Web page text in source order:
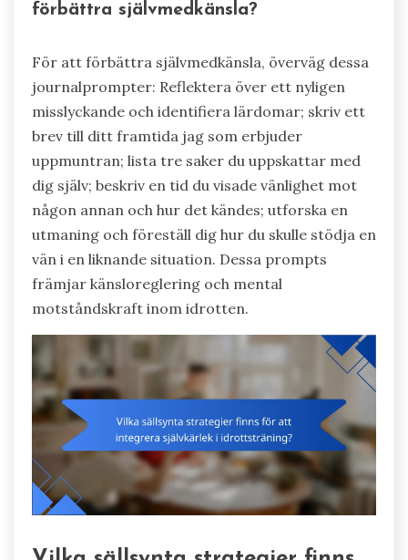
förbättra självmedkänsla?
För att förbättra självmedkänsla, överväg dessa
journalprompter: Reflektera över ett nyligen
misslyckande och identifiera lärdomar; skriv ett
brev till ditt framtida jag som erbjuder
uppmuntran; lista tre saker du uppskattar med
dig själv; beskriv en tid du visade vänlighet mot
någon annan och hur det kändes; utforska en
utmaning och föreställ dig hur du skulle stödja en
vän i en liknande situation. Dessa prompts
främjar känsloreglering och mental
motståndskraft inom idrotten.